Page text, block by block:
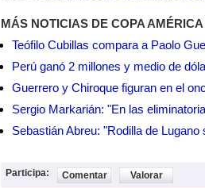
MÁS NOTICIAS DE COPA AMÉRICA
Teófilo Cubillas compara a Paolo
Perú ganó 2 millones y medio de
Guerrero y Chiroque figuran en el
Sergio Markarián: "En las
Sebastián Abreu: "Rodilla de
Participa: Comentar Valorar